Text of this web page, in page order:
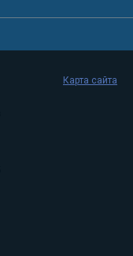
Карта сайта